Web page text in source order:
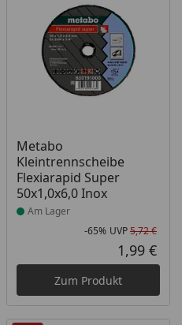
Metabo
Kleintrennscheibe
Flexiarapid Super
50x1,0x6,0 Inox
Produkt am Lager
Am Lager
-65% UVP5,72 €
1,99 €
Zum Produkt